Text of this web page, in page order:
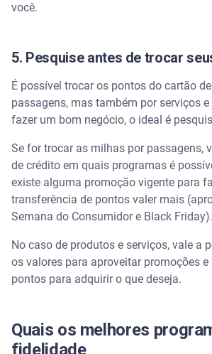
você.
5. Pesquise antes de trocar
É possível trocar os pontos do cartão
passagens, mas também por serviços
fazer um bom negócio, o ideal é
Se for trocar as milhas por passagens,
de crédito em quais programas é
existe alguma promoção vigente para
transferência de pontos valer mais
Semana do Consumidor e Black Friday).
No caso de produtos e serviços, vale a
os valores para aproveitar promoções
pontos para adquirir o que deseja.
Quais os melhores
fidelidade